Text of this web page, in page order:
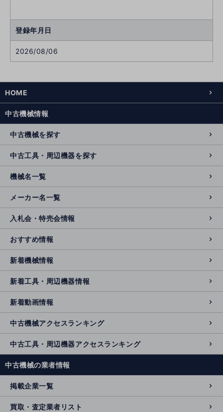
登録年月日
2026/08/06
HOME
中古機械情報
中古機械を探す
中古工具・周辺機器を探す
機械名一覧
メーカー名一覧
入札会・特売会情報
おすすめ情報
新着機械情報
新着工具・周辺機器情報
新着動画情報
中古機械アクセスランキング
中古工具・周辺機器アクセスランキング
中古機械の業者情報
掲載企業一覧
買取・査定業者リスト